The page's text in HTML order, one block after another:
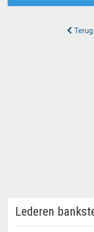
Lederen